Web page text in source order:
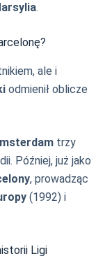
.
ale i
odmienił oblicze
trzy
Później, już jako
, prowadząc
(1992) i
Ligi